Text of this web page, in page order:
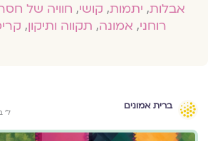
אבלות, יתמות, קושי, חוויה של
רוחני, אמונה, תקווה ותיקון,
ברית אמונים
ל׳